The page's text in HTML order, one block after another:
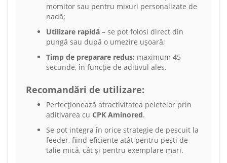
momitor sau pentru mixuri personalizate de
nadă;
Utilizare rapidă – se pot folosi direct din
pungă sau după o umezire ușoară;
Timp de preparare redus: maximum 45
secunde, în funcție de aditivul ales.
Recomandări de utilizare:
Perfecționează atractivitatea peletelor prin
aditivarea cu CPK Aminored.
Se pot integra în orice strategie de pescuit la
feeder, fiind eficiente atât pentru pești de
talie mică, cât și pentru exemplare mari.